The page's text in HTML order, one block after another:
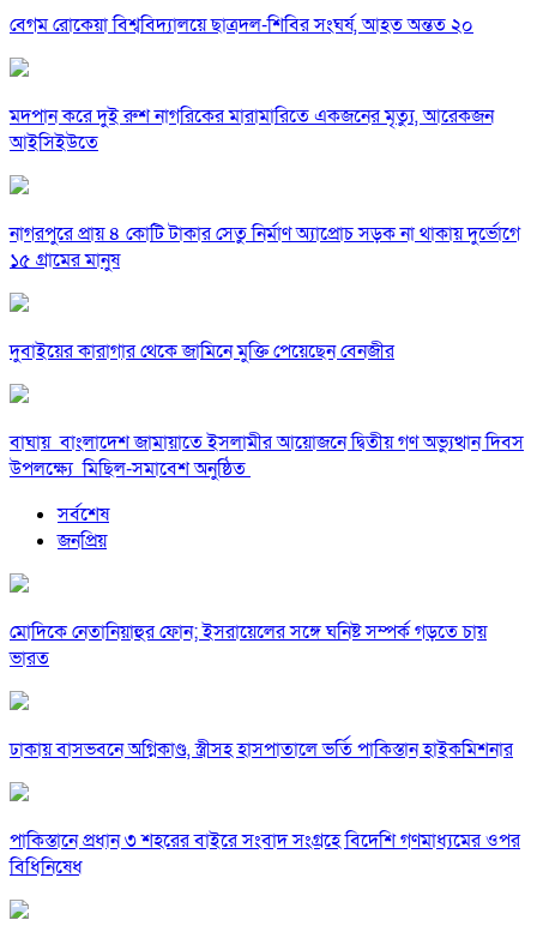
বেগম রোকেয়া বিশ্ববিদ্যালয়ে ছাত্রদল-শিবির সংঘর্ষ, আহত অন্তত ২০
মদপান করে দুই রুশ নাগরিকের মারামারিতে একজনের মৃত্যু, আরেকজন
আইসিইউতে
নাগরপুরে প্রায় ৪ কোটি টাকার সেতু নির্মাণ অ্যাপ্রোচ সড়ক না থাকায় দুর্ভোগে
১৫ গ্রামের মানুষ
দুবাইয়ের কারাগার থেকে জামিনে মুক্তি পেয়েছেন বেনজীর
বাঘায় বাংলাদেশ জামায়াতে ইসলামীর আয়োজনে দ্বিতীয় গণ অভ্যুত্থান দিবস
উপলক্ষ্যে মিছিল-সমাবেশ অনুষ্ঠিত
সর্বশেষ
জনপ্রিয়
মোদিকে নেতানিয়াহুর ফোন; ইসরায়েলের সঙ্গে ঘনিষ্ট সম্পর্ক গড়তে চায়
ভারত
ঢাকায় বাসভবনে অগ্নিকাণ্ড, স্ত্রীসহ হাসপাতালে ভর্তি পাকিস্তান হাইকমিশনার
পাকিস্তানে প্রধান ৩ শহরের বাইরে সংবাদ সংগ্রহে বিদেশি গণমাধ্যমের ওপর
বিধিনিষেধ